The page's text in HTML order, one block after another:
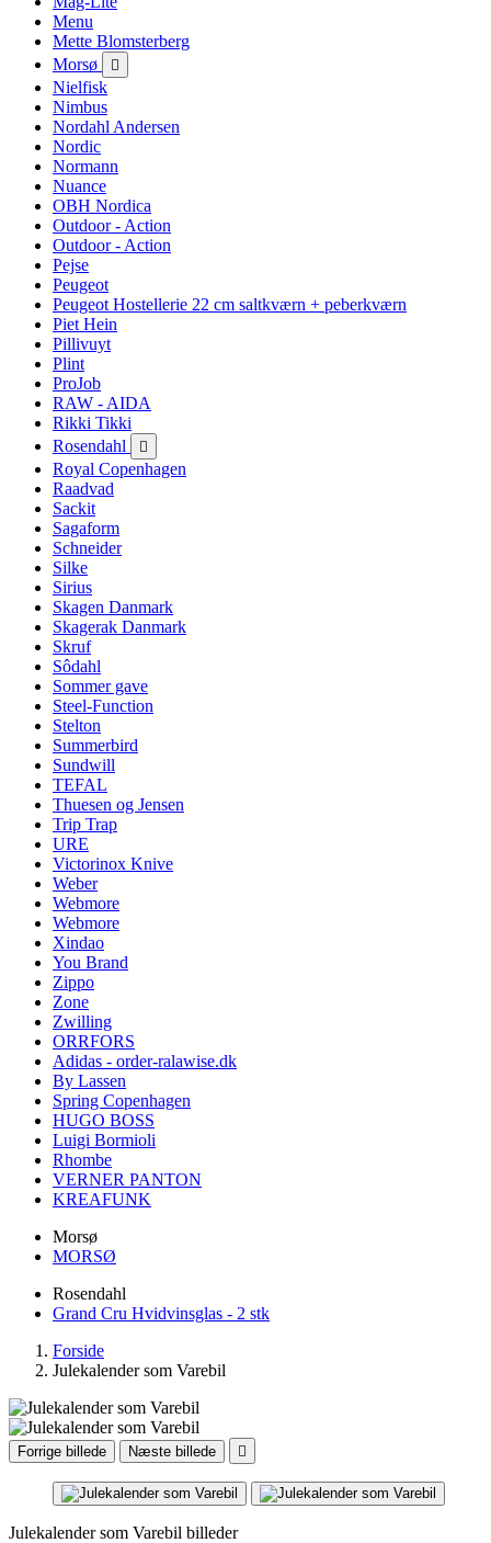
Menu
Mette Blomsterberg
Morsø

Nielfisk
Nimbus
Nordahl Andersen
Nordic
Normann
Nuance
OBH Nordica
Outdoor - Action
Outdoor - Action
Pejse
Peugeot
Peugeot Hostellerie 22 cm saltkværn + peberkværn
Piet Hein
Pillivuyt
Plint
ProJob
RAW - AIDA
Rikki Tikki
Rosendahl

Royal Copenhagen
Raadvad
Sackit
Sagaform
Schneider
Silke
Sirius
Skagen Danmark
Skagerak Danmark
Skruf
Sôdahl
Sommer gave
Steel-Function
Stelton
Summerbird
Sundwill
TEFAL
Thuesen og Jensen
Trip Trap
URE
Victorinox Knive
Weber
Webmore
Webmore
Xindao
You Brand
Zippo
Zone
Zwilling
ORRFORS
Adidas - order-ralawise.dk
By Lassen
Spring Copenhagen
HUGO BOSS
Luigi Bormioli
Rhombe
VERNER PANTON
KREAFUNK
Morsø
MORSØ
Rosendahl
Grand Cru Hvidvinsglas - 2 stk
Forside
Julekalender som Varebil
Forrige billede Næste billede 
Julekalender som Varebil billeder